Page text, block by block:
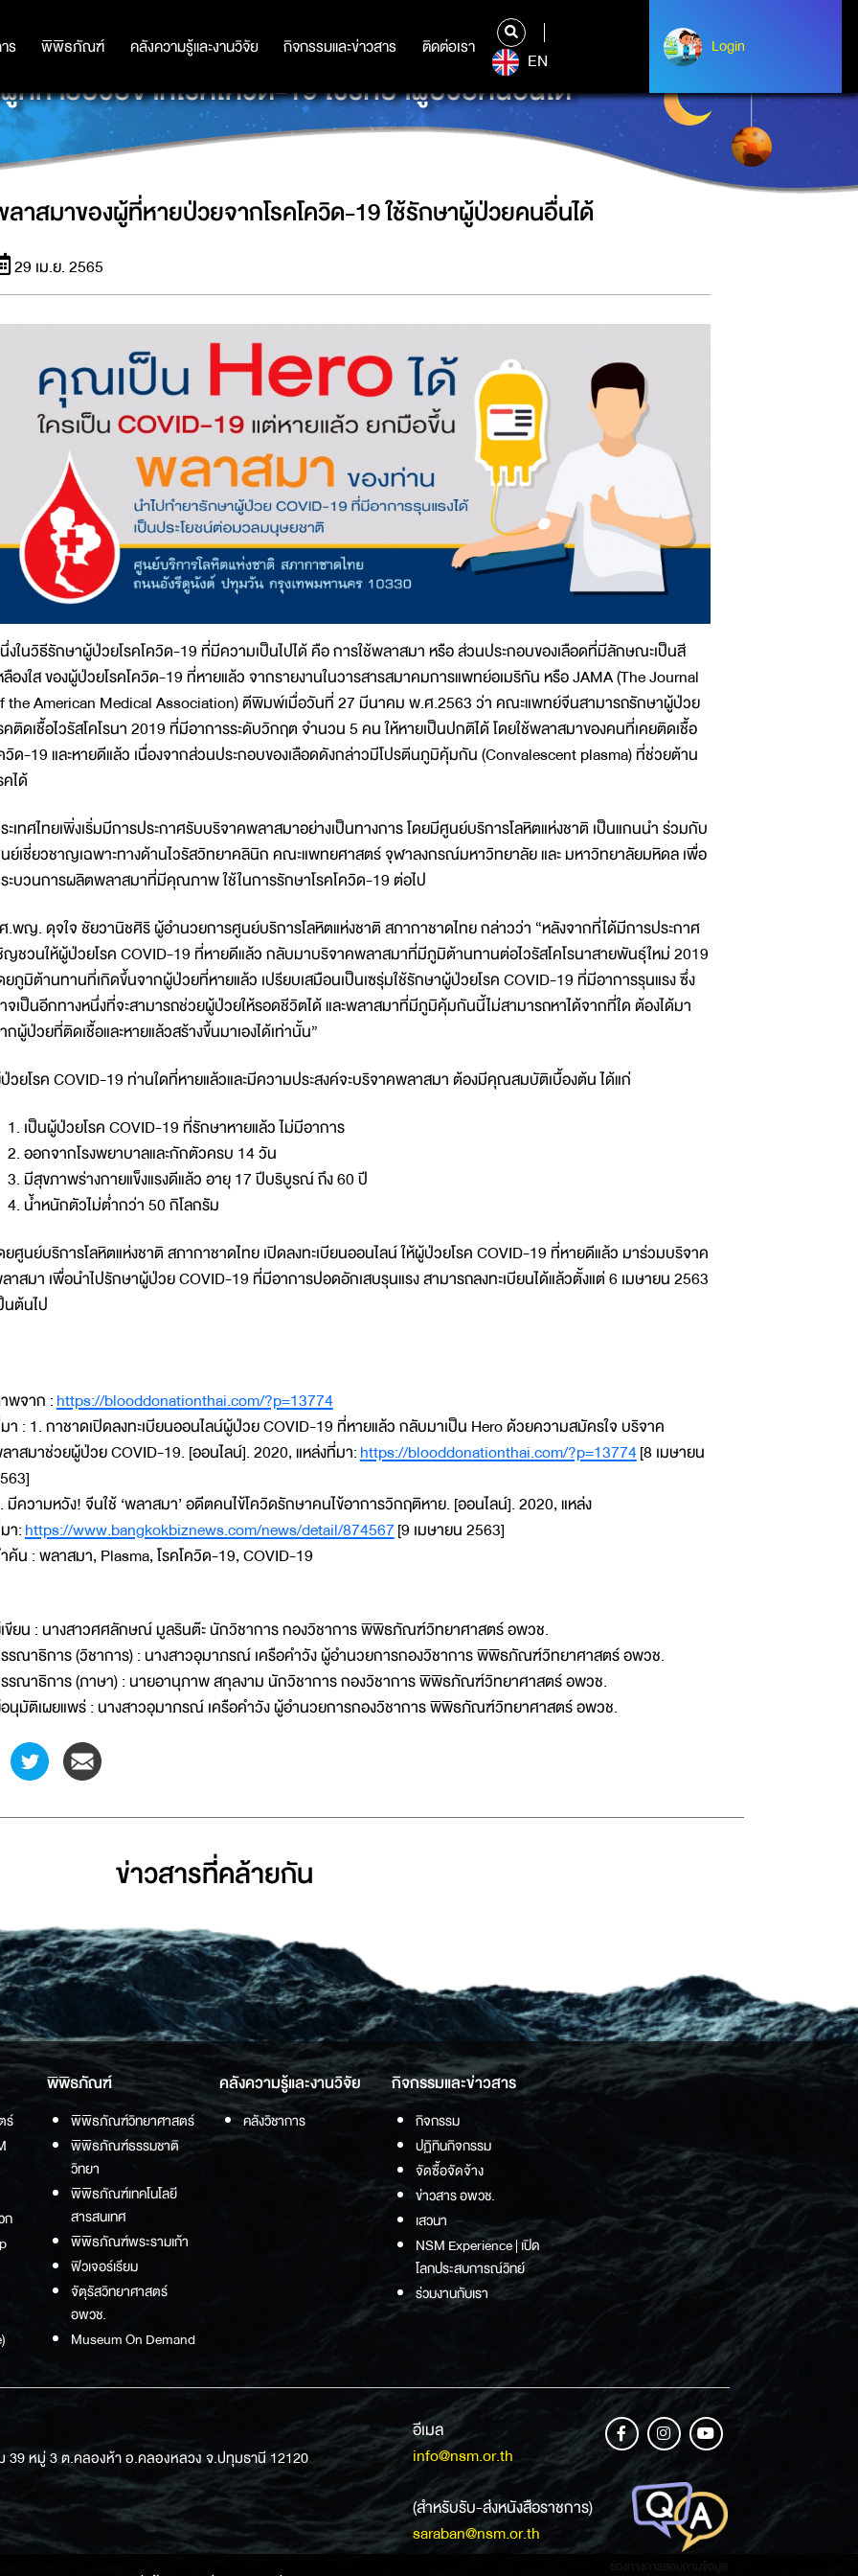
ร พิพิธภัณฑ์ คลังความรู้และงานวิจัย กิจกรรมและข่าวสาร ติดต่อเรา
ร พิพิธภัณฑ์ คลังความรู้และงานวิจัย กิจกรรมและข่าวสาร ติดต่อเรา
EN
Login
Login
ที่หายป่วยจากโรคโควิด-19 ใช้รักษาผู้ป่วยคนอื่นได้
าสมาของผู้ที่หายป่วยจากโรคโควิด-19 ใช้รักษาผู้ป่วยคนอื่นได้
29 เม.ย. 2565
งในวิธีรักษาผู้ป่วยโรคโควิด-19 ที่มีความเป็นไปได้ คือ การใช้พลาสมา หรือ ส่วนประกอบของเลือดที่มีลักษณะเป็นสี
ลืองใส ของผู้ป่วยโรคโควิด-19 ที่หายแล้ว จากรายงานในวารสารสมาคมการแพทย์อเมริกัน หรือ JAMA (The Journal
the American Medical Association) ตีพิมพ์เมื่อวันที่ 27 มีนาคม พ.ศ.2563 ว่า คณะแพทย์จีนสามารถรักษาผู้ป่วย
คติดเชื้อไวรัสโคโรนา 2019 ที่มีอาการระดับวิกฤต จำนวน 5 คน ให้หายเป็นปกติได้ โดยใช้พลาสมาของคนที่เคยติดเชื้อ
วิด-19 และหายดีแล้ว เนื่องจากส่วนประกอบของเลือดดังกล่าวมีโปรตีนภูมิคุ้มกัน (Convalescent plasma) ที่ช่วยต้าน
คได้
ะเทศไทยเพิ่งเริ่มมีการประกาศรับบริจาคพลาสมาอย่างเป็นทางการ โดยมีศูนย์บริการโลหิตแห่งชาติ เป็นแกนนำ ร่วมกับ
ย์เชี่ยวชาญเฉพาะทางด้านไวรัสวิทยาคลินิก คณะแพทยศาสตร์ จุฬาลงกรณ์มหาวิทยาลัย และ มหาวิทยาลัยมหิดล เพื่อ
ะบวนการผลิตพลาสมาที่มีคุณภาพ ใช้ในการรักษาโรคโควิด-19 ต่อไป
.พญ. ดุจใจ ชัยวานิชศิริ ผู้อำนวยการศูนย์บริการโลหิตแห่งชาติ สภากาชาดไทย กล่าวว่า “หลังจากที่ได้มีการประกาศ
ญชวนให้ผู้ป่วยโรค COVID-19 ที่หายดีแล้ว กลับมาบริจาคพลาสมาที่มีภูมิต้านทานต่อไวรัสโคโรนาสายพันธุ์ใหม่ 2019
ยภูมิต้านทานที่เกิดขึ้นจากผู้ป่วยที่หายแล้ว เปรียบเสมือนเป็นเซรุ่มใช้รักษาผู้ป่วยโรค COVID-19 ที่มีอาการรุนแรง ซึ่ง
จเป็นอีกทางหนึ่งที่จะสามารถช่วยผู้ป่วยให้รอดชีวิตได้ และพลาสมาที่มีภูมิคุ้มกันนี้ไม่สามารถหาได้จากที่ใด ต้องได้มา
กผู้ป่วยที่ติดเชื้อและหายแล้วสร้างขึ้นมาเองได้เท่านั้น”
วยโรค COVID-19 ท่านใดที่หายแล้วและมีความประสงค์จะบริจาคพลาสมา ต้องมีคุณสมบัติเบื้องต้น ได้แก่
1. เป็นผู้ป่วยโรค COVID-19 ที่รักษาหายแล้ว ไม่มีอาการ
2. ออกจากโรงพยาบาลและกักตัวครบ 14 วัน
3. มีสุขภาพร่างกายแข็งแรงดีแล้ว อายุ 17 ปีบริบูรณ์ ถึง 60 ปี
4. น้ำหนักตัวไม่ต่ำกว่า 50 กิโลกรัม
ยศูนย์บริการโลหิตแห่งชาติ สภากาชาดไทย เปิดลงทะเบียนออนไลน์ ให้ผู้ป่วยโรค COVID-19 ที่หายดีแล้ว มาร่วมบริจาค
าสมา เพื่อนำไปรักษาผู้ป่วย COVID-19 ที่มีอาการปอดอักเสบรุนแรง สามารถลงทะเบียนได้แล้วตั้งแต่ 6 เมษายน 2563
นต้นไป
พจาก :https://blooddonationthai.com/?p=13774
า : 1. กาชาดเปิดลงทะเบียนออนไลน์ผู้ป่วย COVID-19 ที่หายแล้ว กลับมาเป็น Hero ด้วยความสมัครใจ บริจาค
าสมาช่วยผู้ป่วย COVID-19. [ออนไลน์]. 2020, แหล่งที่มา:https://blooddonationthai.com/?p=13774[8 เมษายน
มีความหวัง! จีนใช้ ‘พลาสมา’ อดีตคนไข้โควิดรักษาคนไข้อาการวิกฤติหาย. [ออนไลน์]. 2020, แหล่ง
า:https://www.bangkokbiznews.com/news/detail/874567[9 เมษายน 2563]
ค้น : พลาสมา, Plasma, โรคโควิด-19, COVID-19
ขียน : นางสาวศศลักษณ์ มูลรินต๊ะ นักวิชาการ กองวิชาการ พิพิธภัณฑ์วิทยาศาสตร์ อพวช.
รณาธิการ (วิชาการ) : นางสาวอุมาภรณ์ เครือคำวัง ผู้อำนวยการกองวิชาการ พิพิธภัณฑ์วิทยาศาสตร์ อพวช.
รณาธิการ (ภาษา) : นายอานุภาพ สกุลงาม นักวิชาการ กองวิชาการ พิพิธภัณฑ์วิทยาศาสตร์ อพวช.
นุมัติเผยแพร่ : นางสาวอุมาภรณ์ เครือคำวัง ผู้อำนวยการกองวิชาการ พิพิธภัณฑ์วิทยาศาสตร์ อพวช.
ข่าวสารที่่คล้ายกัน
ร์
ก
พิพิธภัณฑ์
พิพิธภัณฑ์วิทยาศาสตร์
พิพิธภัณฑ์ธรรมชาติ
วิทยา
พิพิธภัณฑ์เทคโนโลยี
สารสนเทศ
พิพิธภัณฑ์พระรามเก้า
ฟิวเจอร์เรียม
จัตุรัสวิทยาศาสตร์
อพวช.
Museum On Demand
คลังความรู้และงานวิจัย
คลังวิชาการ
กิจกรรมและข่าวสาร
กิจกรรม
ปฏิทินกิจกรรม
จัดซื้อจัดจ้าง
ข่าวสาร อพวช.
เสวนา
NSM Experience | เปิด
โลกประสบการณ์วิทย์
ร่วมงานกับเรา
39 หมู่ 3 ต.คลองห้า อ.คลองหลวง จ.ปทุมธานี 12120
อีเมล
info@nsm.or.th
(สำหรับรับ-ส่งหนังสือราชการ)
saraban@nsm.or.th
ช่องทางการสอบถามข้อมูล